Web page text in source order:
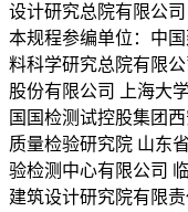
设计研究总院有限公司
本规程参编单位：中
料科学研究总院有限
股份有限公司 上海大
国国检测试控股集团
质量检验研究院 山东
验检测中心有限公司
建筑设计研究院有限